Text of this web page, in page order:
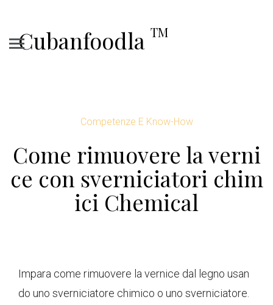
Cubanfoodla TM
Competenze E Know-How
Come rimuovere la verni
ce con sverniciatori chim
ici Chemical
Impara come rimuovere la vernice dal legno usan
do uno sverniciatore chimico o uno sverniciatore.